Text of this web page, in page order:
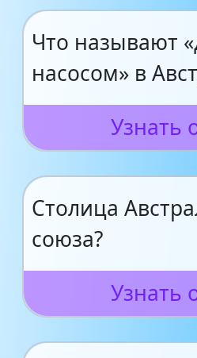
Что называют
насосом» в
Узнать
Столица
союза?
Узнать